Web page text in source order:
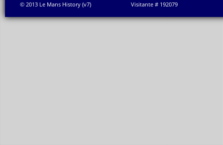
© 2013 Le Mans History (v7) Visitante # 192079